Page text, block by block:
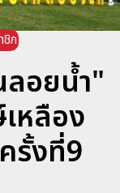
ชิก
อยน้ำ"
หลือง
รั้งที่9